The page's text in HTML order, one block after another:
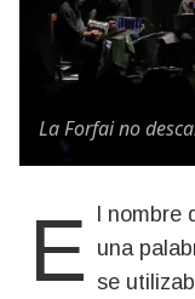
La Forfai no
El nombre de la orquesta tiene que ver con una
se